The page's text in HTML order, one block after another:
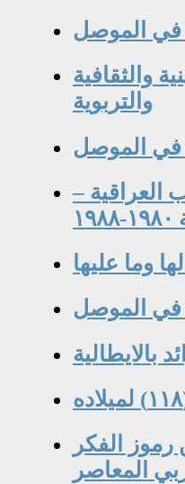
في الموصل
والثقافية
والتربوية
في الموصل
–
وما عليها
في الموصل
بالايطالية
حمادي ١٩٣٠-٢٠٠٧ من رموز الفكر
المعاصر